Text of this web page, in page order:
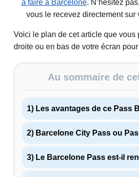
à faire à Barcelone. N’hésitez
vous le recevez directement sur
Voici le plan de cet article que vous
droite ou en bas de votre écran
Au sommaire de
1) Les avantages de ce Pass
2) Barcelone City Pass ou
3) Le Barcelone Pass est-il